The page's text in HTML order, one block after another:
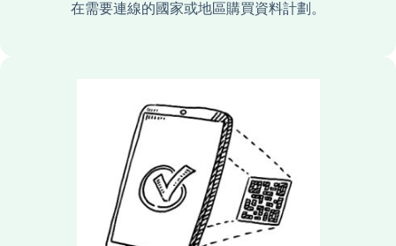
在需要連線的國家或地區購買資料計劃。